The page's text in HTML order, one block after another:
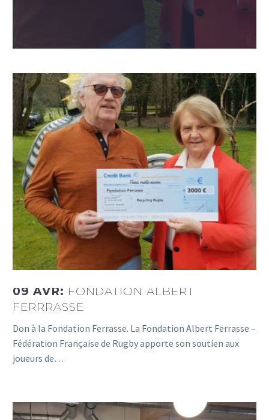
09 AVR: FONDATION ALBERT
FERRRASSE
Don à la Fondation Ferrasse. La Fondation Albert Ferrasse –
Fédération Française de Rugby apporte son soutien aux
joueurs de…